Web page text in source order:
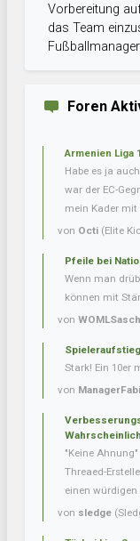
Vorbereitung
das Team
Foren
Armenien Liga 1
Habe es ja
war der EC-
mein Kader mit
von Octi (Elite
Pfeile bei
Wenn man
können mit
von
Stark! Ein 10er
von ManagerFabi
"Keine
Threaed-
einen würdigen
von sledge